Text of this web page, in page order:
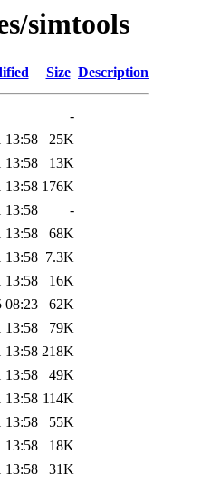
simtools
Size Description
-
13:58
25K
13:58
13K
13:58 176K
13:58
-
13:58
68K
13:58 7.3K
13:58
16K
08:23
62K
13:58
79K
13:58 218K
13:58
49K
13:58 114K
13:58
55K
13:58
18K
13:58
31K